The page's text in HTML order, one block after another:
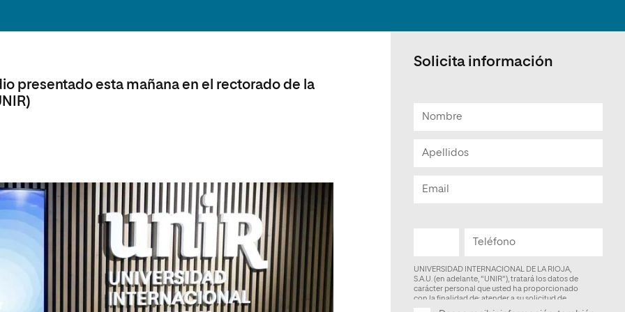
mayores
Sociales
Escuela de Doctorado
presentado esta mañana en el rectorado de la
Solicita información